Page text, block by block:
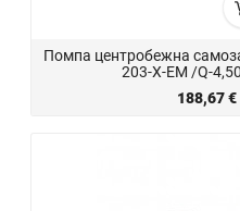
Помпа центробежна
203-X-EM /Q-
188,67 €